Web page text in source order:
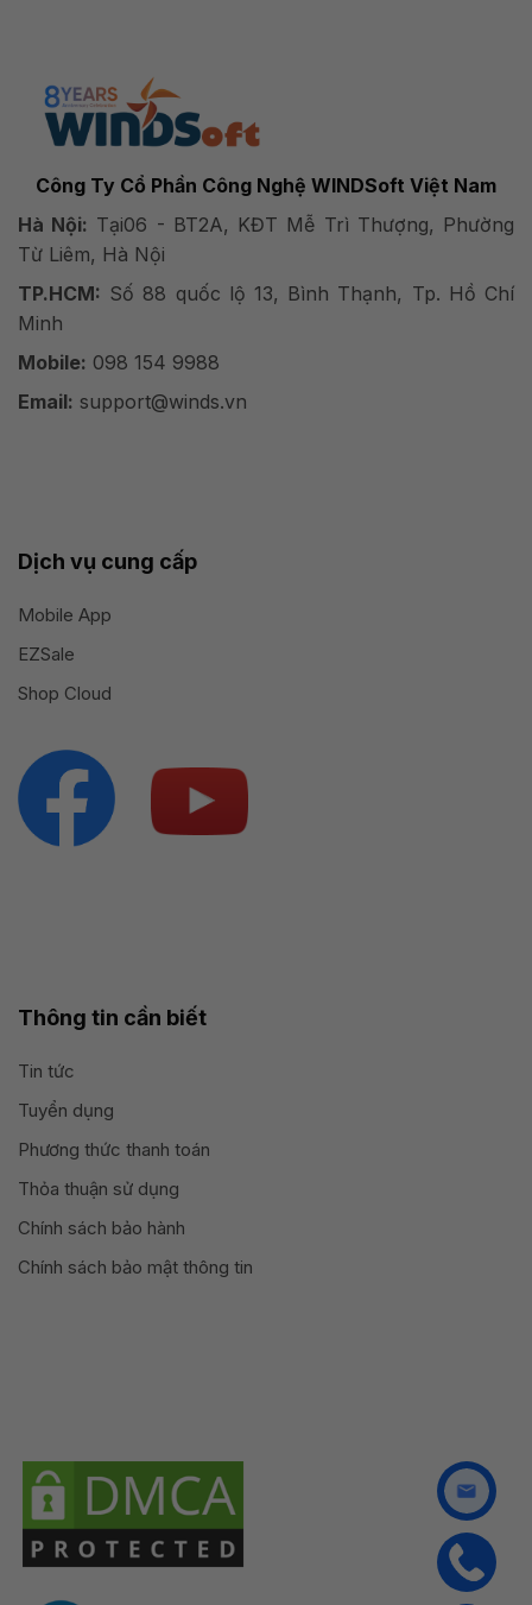
Công Ty Cổ Phần Công Nghệ WINDSoft Việt Nam
Hà Nội: Tại06 - BT2A, KĐT Mễ Trì Thượng, Phường
Từ Liêm, Hà Nội
TP.HCM: Số 88 quốc lộ 13, Bình Thạnh, Tp. Hồ Chí
Minh
Mobile: 098 154 9988
Email: support@winds.vn
Dịch vụ cung cấp
Mobile App
EZSale
Shop Cloud
Thông tin cần biết
Tin tức
Tuyển dụng
Phương thức thanh toán
Thỏa thuận sử dụng
Chính sách bảo hành
Chính sách bảo mật thông tin